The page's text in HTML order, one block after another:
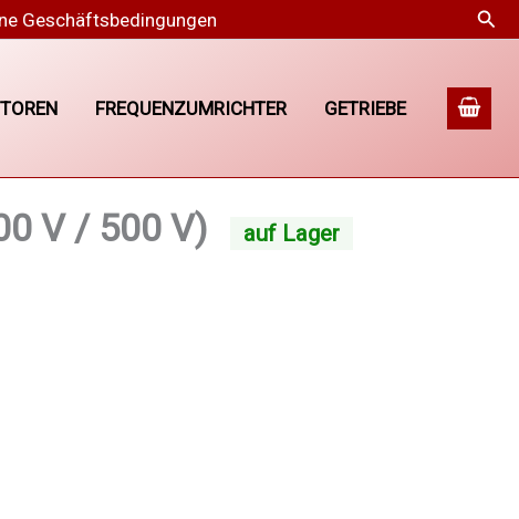
Geschäftsbedingungen
FREQUENZUMRICHTER GETRIEBE
V / 500 V)